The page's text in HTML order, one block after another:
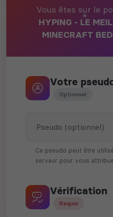
Vous êtes sur le
HYPING - LE
MINECRAFT
Votre
Optionnel
Ce pseudo peut être
serveur pour vous
Vérification
Requis